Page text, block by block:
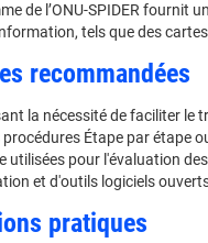
de l’ONU-SPIDER fournit
tels que des
recommandées
la nécessité de faciliter le
procédures Étape par étape
utilisées pour l'évaluation
et d'outils logiciels
pratiques